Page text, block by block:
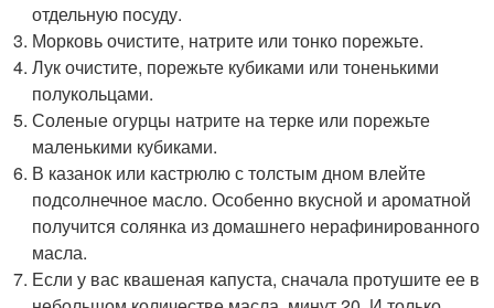
отдельную посуду.
Морковь очистите, натрите или тонко порежьте.
Лук очистите, порежьте кубиками или тоненькими
полукольцами.
Соленые огурцы натрите на терке или порежьте
маленькими кубиками.
В казанок или кастрюлю с толстым дном влейте
подсолнечное масло. Особенно вкусной и ароматной
получится солянка из домашнего нерафинированного
масла.
Если у вас квашеная капуста, сначала протушите ее в